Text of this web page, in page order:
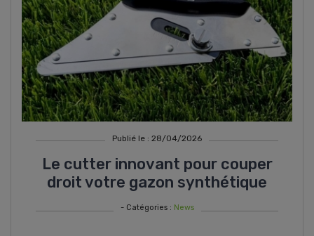
Publié le : 28/04/2026
Le cutter innovant pour couper
droit votre gazon synthétique
- Catégories : News